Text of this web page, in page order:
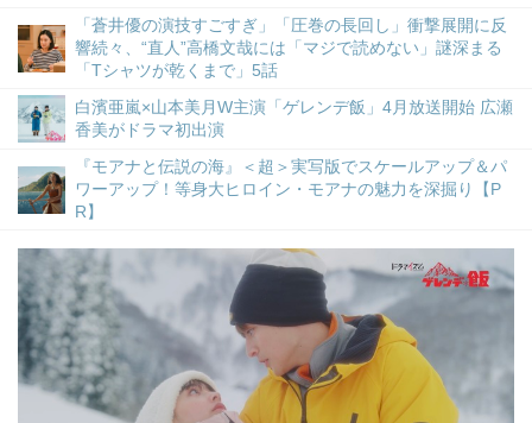
「蒼井優の演技すごすぎ」「圧巻の長回し」衝撃展開に反
響続々、“直人”高橋文哉には「マジで読めない」謎深まる
「Tシャツが乾くまで」5話
白濱亜嵐×山本美月W主演「ゲレンデ飯」4月放送開始 広瀬
香美がドラマ初出演
『モアナと伝説の海』＜超＞実写版でスケールアップ＆パ
ワーアップ！等身大ヒロイン・モアナの魅力を深掘り【P
R】